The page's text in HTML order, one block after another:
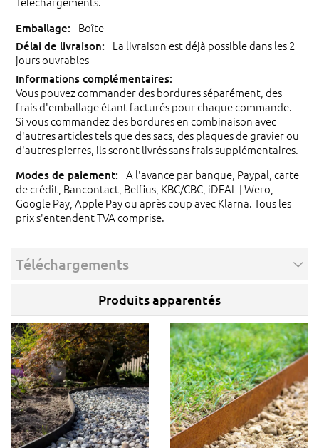
Boîte
La livraison est déjà possible dans les 2
jours ouvrables
Vous pouvez commander des bordures séparément, des
frais d'emballage étant facturés pour chaque commande.
Si vous commandez des bordures en combinaison avec
d'autres articles tels que des sacs, des plaques de gravier ou
d'autres pierres, ils seront livrés sans frais supplémentaires.
A l'avance par banque, Paypal, carte
de crédit, Bancontact, Belfius, KBC/CBC, iDEAL | Wero,
Google Pay, Apple Pay ou après coup avec Klarna. Tous les
prix s'entendent TVA comprise.
Téléchargements
Produits apparentés